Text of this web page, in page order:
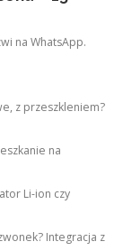
na WhatsApp.
z przeszkleniem?
na
Li-ion czy
Integracja z